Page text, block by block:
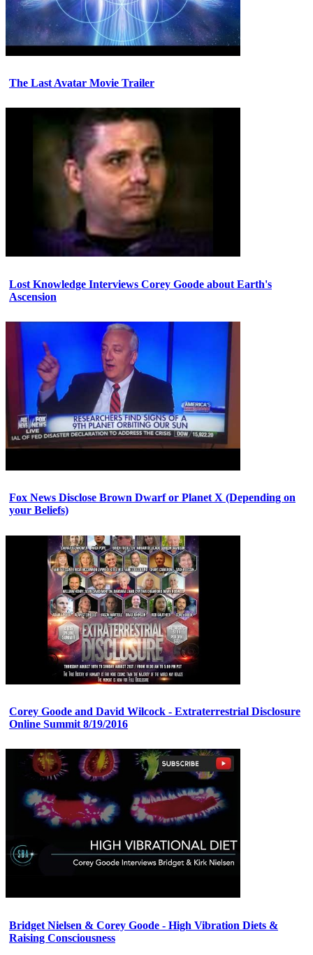
The Last Avatar Movie Trailer
Lost Knowledge Interviews Corey Goode about Earth's
Ascension
Fox News Disclose Brown Dwarf or Planet X (Depending on
your Beliefs)
Corey Goode and David Wilcock - Extraterrestrial Disclosure
Online Summit 8/19/2016
Bridget Nielsen & Corey Goode - High Vibration Diets &
Raising Consciousness